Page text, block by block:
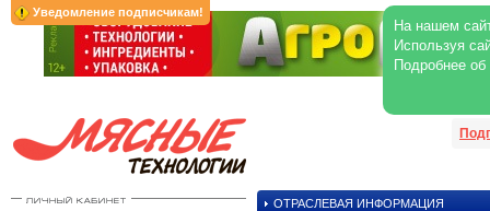
Уведомление подписчикам!
На нашем
Используя
Подробнее
ОТРАСЛЕВАЯ ИНФОРМАЦИЯ